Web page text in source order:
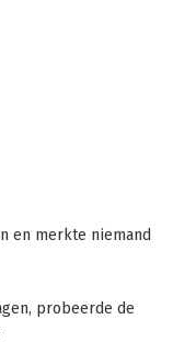
en merkte niemand
probeerde de